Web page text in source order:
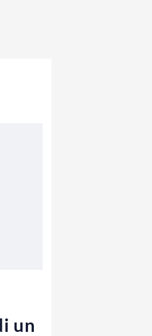
un